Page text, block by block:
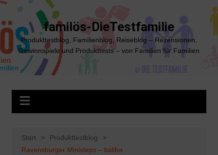
Zum
springen
familös-DieTestfamilie
Produkttestblog, Familienblog, Reiseblog – Rezensionen,
Gewinnspiele und Produkttests – von Familien für Familien
Start
Produkttestblog
Ravensburger Ministeps – baliba